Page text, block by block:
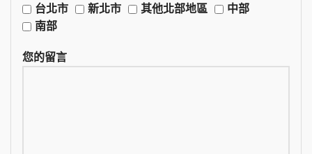
台北市
新北市 其他北部地區
中部
南部
您的留言